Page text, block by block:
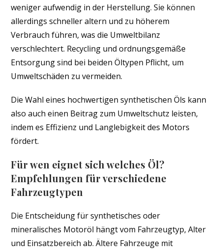
weniger aufwendig in der Herstellung. Sie können
allerdings schneller altern und zu höherem
Verbrauch führen, was die Umweltbilanz
verschlechtert. Recycling und ordnungsgemäße
Entsorgung sind bei beiden Öltypen Pflicht, um
Umweltschäden zu vermeiden.
Die Wahl eines hochwertigen synthetischen Öls kann
also auch einen Beitrag zum Umweltschutz leisten,
indem es Effizienz und Langlebigkeit des Motors
fördert.
Für wen eignet sich welches Öl?
Empfehlungen für verschiedene
Fahrzeugtypen
Die Entscheidung für synthetisches oder
mineralisches Motoröl hängt vom Fahrzeugtyp, Alter
und Einsatzbereich ab. Ältere Fahrzeuge mit